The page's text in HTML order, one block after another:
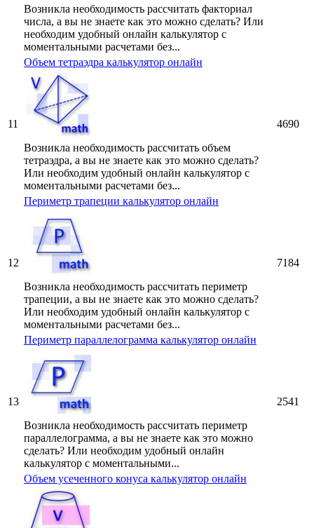
Возникла необходимость рассчитать факториал
числа, а вы не знаете как это можно сделать? Или
необходим удобный онлайн калькулятор с
моментальными расчетами без...
11
Объем тетраэдра калькулятор онлайн
Возникла необходимость рассчитать объем
тетраэдра, а вы не знаете как это можно сделать?
Или необходим удобный онлайн калькулятор с
моментальными расчетами без...
4690
12
Периметр трапеции калькулятор онлайн
Возникла необходимость рассчитать периметр
трапеции, а вы не знаете как это можно сделать?
Или необходим удобный онлайн калькулятор с
моментальными расчетами без...
7184
13
Периметр параллелограмма калькулятор онлайн
Возникла необходимость рассчитать периметр
параллелограмма, а вы не знаете как это можно
сделать? Или необходим удобный онлайн
калькулятор с моментальными...
2541
Объем усеченного конуса калькулятор онлайн